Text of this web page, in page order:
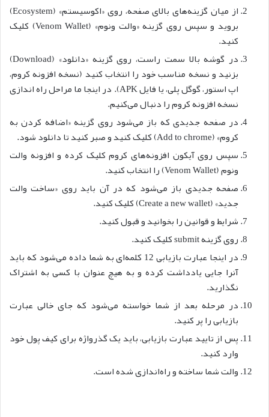
از میان گزینه‌های بالای صفحه، روی «اکوسیستم» (Ecosystem)
بروید و سپس روی گزینه «والت ونوم» (Venom Wallet) کلیک
کنید.
در گوشه بالا سمت راست، روی گزینه «دانلود» (Download)
بزنید و نسخه مناسب خود را انتخاب کنید (نسخه افزونه کروم،
اپ استور، گوگل پلی، یا فایل APK). در اینجا ما مراحل راه اندازی
نسخه افزونه کروم را دنبال می‌کنیم.
در صفحه جدیدی که باز می‌شود روی گزینه «اضافه کردن به
کروم» (Add to chrome) کلیک کنید و صبر کنید تا دانلود شود.
سپس روی آیکون افزونه‌های کروم کلیک کرده و افزونه والت
ونوم (Venom Wallet) را انتخاب کنید.
صفحه جدیدی باز می‌شود که در آن باید روی «ساخت والت
جدید» (Create a new wallet) کلیک کنید.
شرایط و قوانین را بخوانید و قبول کنید.
روی گزینه submit کلیک کنید.
در اینجا عبارت بازیابی 12 کلمه‌ای به شما داده می‌شود که باید
آنرا جایی یادداشت کرده و به هیچ عنوان با کسی به اشتراک
نگذارید.
در مرحله بعد از شما خواسته می‌شود که جای خالی عبارت
بازیابی را پر کنید.
پس از تایید عبارت بازیابی، باید یک گذرواژه برای کیف پول خود
وارد کنید.
والت شما ساخته و راه‌اندازی شده است.